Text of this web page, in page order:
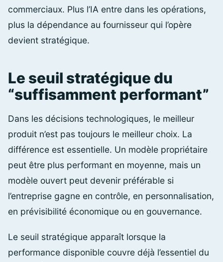
commerciaux. Plus l’IA entre dans les opérations,
plus la dépendance au fournisseur qui l’opère
devient stratégique.
Le seuil stratégique du
“suffisamment performant”
Dans les décisions technologiques, le meilleur
produit n’est pas toujours le meilleur choix. La
différence est essentielle. Un modèle propriétaire
peut être plus performant en moyenne, mais un
modèle ouvert peut devenir préférable si
l’entreprise gagne en contrôle, en personnalisation,
en prévisibilité économique ou en gouvernance.
Le seuil stratégique apparaît lorsque la
performance disponible couvre déjà l’essentiel du